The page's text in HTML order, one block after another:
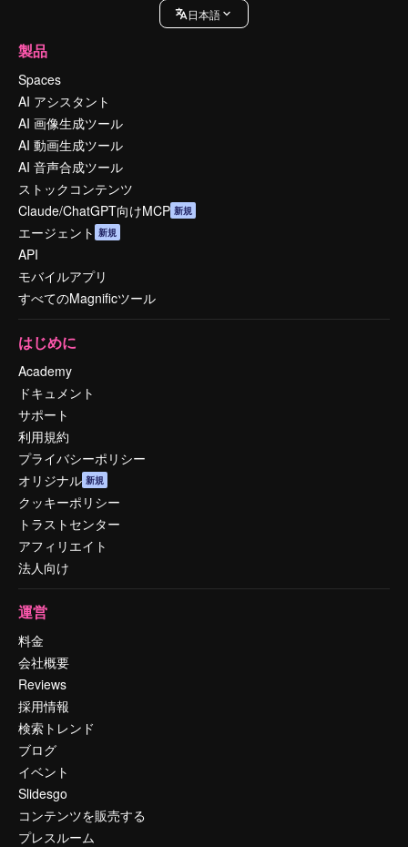
日本語
製品
Spaces
AI アシスタント
AI 画像生成ツール
AI 動画生成ツール
AI 音声合成ツール
ストックコンテンツ
Claude/ChatGPT向けMCP 新規
エージェント 新規
API
モバイルアプリ
すべてのMagnificツール
はじめに
Academy
ドキュメント
サポート
利用規約
プライバシーポリシー
オリジナル 新規
クッキーポリシー
トラストセンター
アフィリエイト
法人向け
運営
料金
会社概要
Reviews
採用情報
検索トレンド
ブログ
イベント
Slidesgo
コンテンツを販売する
プレスルーム